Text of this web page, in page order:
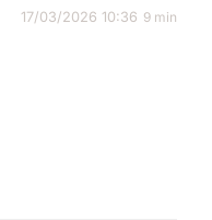
17/03/2026 10:36 9 min